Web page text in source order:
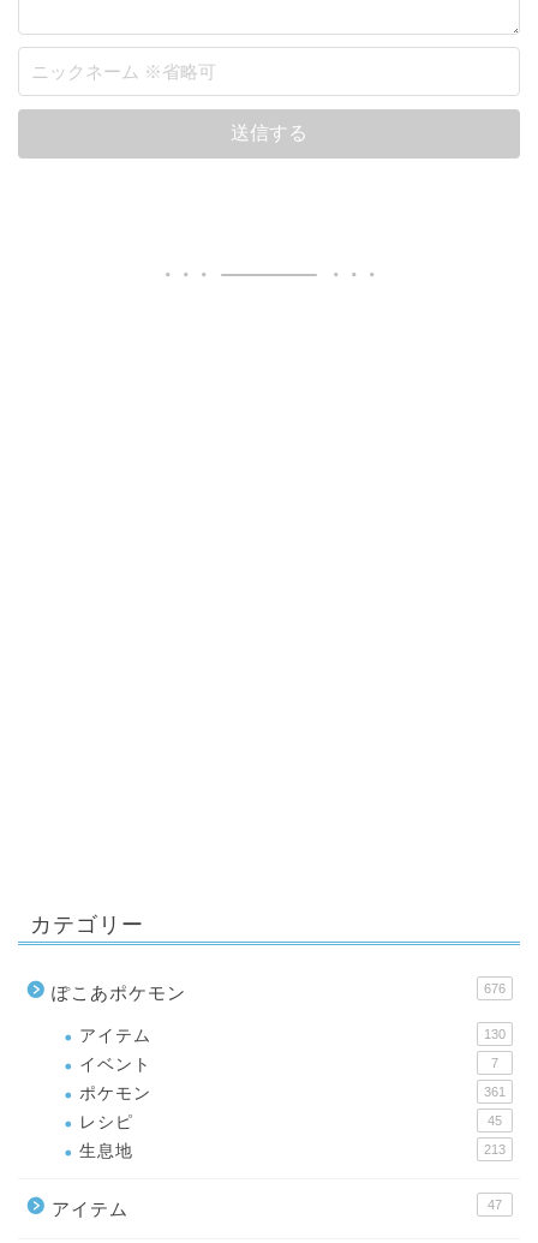
カテゴリー
ぽこあポケモン 676
アイテム 130
イベント 7
ポケモン 361
レシピ 45
生息地 213
アイテム 47